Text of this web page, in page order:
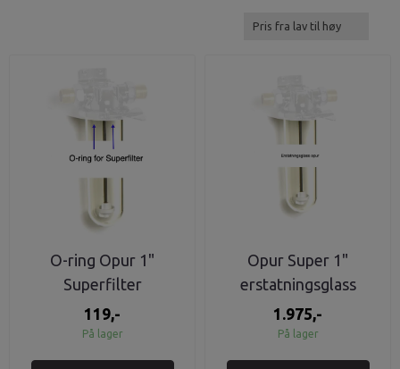
O-ring Opur 1"
Superfilter
119,-
På lager
Opur Super 1"
erstatningsglass
1.975,-
På lager